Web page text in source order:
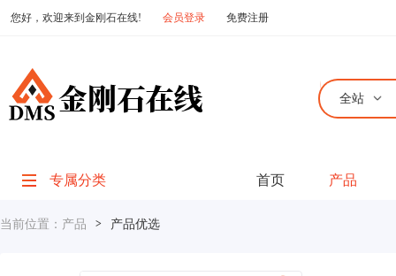
您好，欢迎来到金刚石在线! 会员登录 免费注册
全站
专属分类 首页 产品
当前位置： 产品 > 产品优选